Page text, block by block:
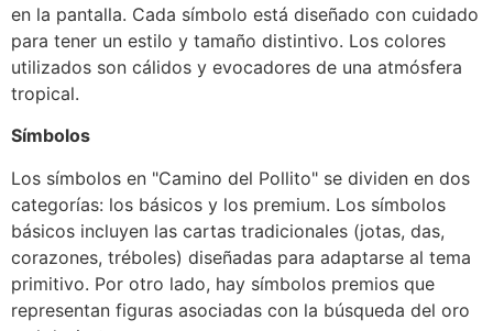
en la pantalla. Cada símbolo está diseñado con cuidado
para tener un estilo y tamaño distintivo. Los colores
utilizados son cálidos y evocadores de una atmósfera
tropical.
Símbolos
Los símbolos en "Camino del Pollito" se dividen en dos
categorías: los básicos y los premium. Los símbolos
básicos incluyen las cartas tradicionales (jotas, das,
corazones, tréboles) diseñadas para adaptarse al tema
primitivo. Por otro lado, hay símbolos premios que
representan figuras asociadas con la búsqueda del oro